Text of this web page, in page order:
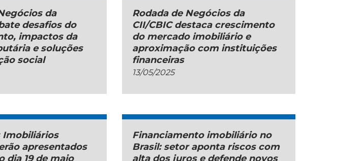
da
desafios do
impactos da
e soluções
social
Rodada de Negócios da
CII/CBIC destaca crescimento
do mercado imobiliário e
aproximação com instituições
financeiras
13/05/2025
Imobiliários
apresentados
dia 19 de maio
Financiamento imobiliário no
Brasil: setor aponta riscos com
alta dos juros e defende novos